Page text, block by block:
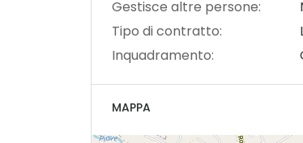
Gestisce altre persone:
Tipo di contratto:
Inquadramento:
MAPPA